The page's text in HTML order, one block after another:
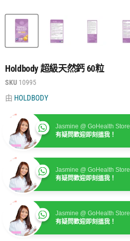
Holdbody 超級天然鈣 60粒
SKU 10995
由 HOLDBODY
Jasmine @ GoHealth Store
有疑問歡迎即刻搵我！
Jasmine @ GoHealth Store
有疑問歡迎即刻搵我！
Jasmine @ GoHealth Store
有疑問歡迎即刻搵我！